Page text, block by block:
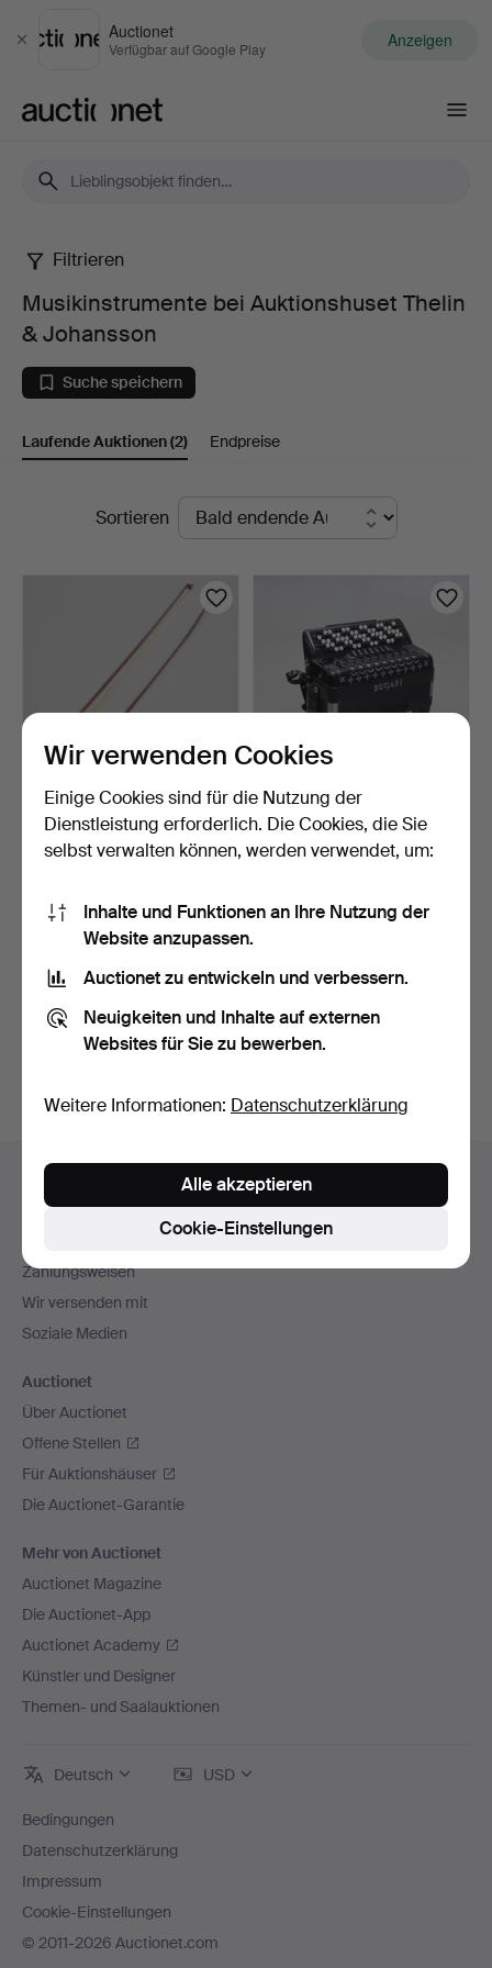
Schließen
Auctionet
Verfügbar auf Google Play Anzeigen
Musikinstrumente
bei
Auktionshuset
Thelin
Johansson
Filtrieren
Musikinstrumente bei Auktionshuset Thelin
& Johansson
Suche speichern
Laufende Auktionen(2) Endpreise
LaufendeSortieren
STREICHBÖGEN 2 Stk.,
19./20. Jh.
4 Tage
85 USD
KNOPF-AKKORDEON,
Bugari, Superfisa.
6 Tage
317 USD
Sie können auch inBeendete Auktionen aus unserem
suchen.
Fußzeilen-
Kontakt mit dem Support aufnehmen
Zahlungsweisen
Wir versenden mit
Soziale Medien
Auctionet
Über Auctionet
Offene Stellen
Für Auktionshäuser
Die Auctionet-Garantie
Mehr von Auctionet
Auctionet Magazine
Die Auctionet-App
Auctionet Academy
Künstler und Designer
Themen- und Saalauktionen
Deutsch USD
Bedingungen
Datenschutzerklärung
Impressum
Cookie-Einstellungen
© 2011-2026 Auctionet.com
Wir verwenden Cookies
Einige Cookies sind für die Nutzung der
Dienstleistung erforderlich. Die Cookies, die Sie
selbst verwalten können, werden verwendet, um:
Inhalte und Funktionen an Ihre Nutzung der
Website anzupassen.
Auctionet zu entwickeln und verbessern.
Neuigkeiten und Inhalte auf externen
Websites für Sie zu bewerben.
Weitere Informationen: Datenschutzerklärung
Cookie-Einstellungen
Alle akzeptieren